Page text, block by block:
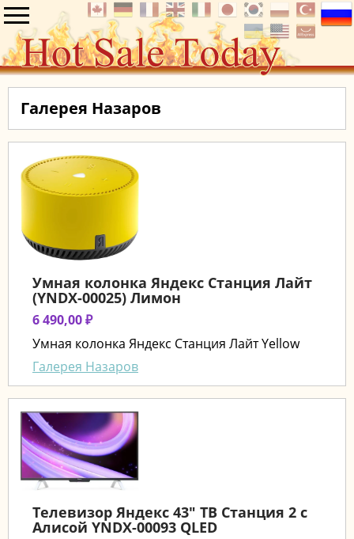
Галерея Назаров
Умная колонка Яндекс Станция Лайт
(YNDX-00025) Лимон
6 490,00 ₽
Умная колонка Яндекс Станция Лайт Yellow
Галерея Назаров
Телевизор Яндекс 43" ТВ Станция 2 с
Алисой YNDX-00093 QLED